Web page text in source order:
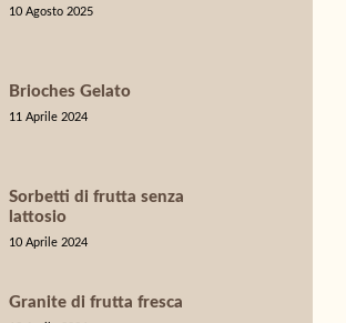
10 Agosto 2025
Brioches Gelato
11 Aprile 2024
Sorbetti di frutta senza
lattosio
10 Aprile 2024
Granite di frutta fresca